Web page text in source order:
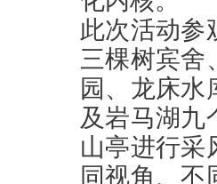
此次活动参
三棵树宾舍
园、龙床水
及岩马湖九
山亭进行采
同视角、不